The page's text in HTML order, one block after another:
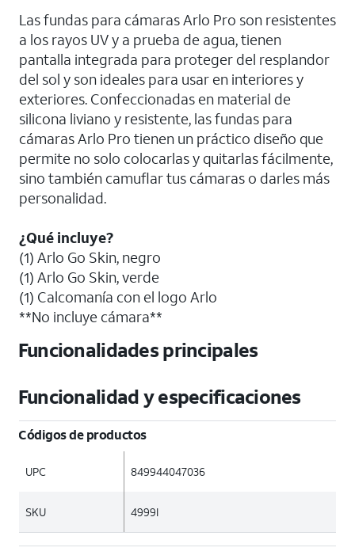
Las fundas para cámaras Arlo Pro son resistentes
a los rayos UV y a prueba de agua, tienen
pantalla integrada para proteger del resplandor
del sol y son ideales para usar en interiores y
exteriores. Confeccionadas en material de
silicona liviano y resistente, las fundas para
cámaras Arlo Pro tienen un práctico diseño que
permite no solo colocarlas y quitarlas fácilmente,
sino también camuflar tus cámaras o darles más
personalidad.
¿Qué incluye?
(1) Arlo Go Skin, negro
(1) Arlo Go Skin, verde
(1) Calcomanía con el logo Arlo
**No incluye cámara**
Funcionalidades principales
Funcionalidad y especificaciones
Códigos de productos
UPC 849944047036
SKU 4999I